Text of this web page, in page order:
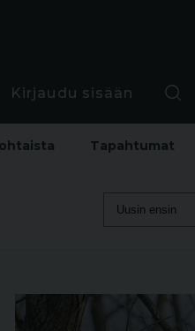
Kirjaudu sisään
Tapahtumat